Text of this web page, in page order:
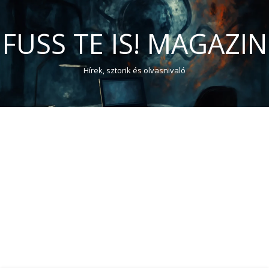
FUSS TE IS! MAGAZIN
Hírek, sztorik és olvasnivaló